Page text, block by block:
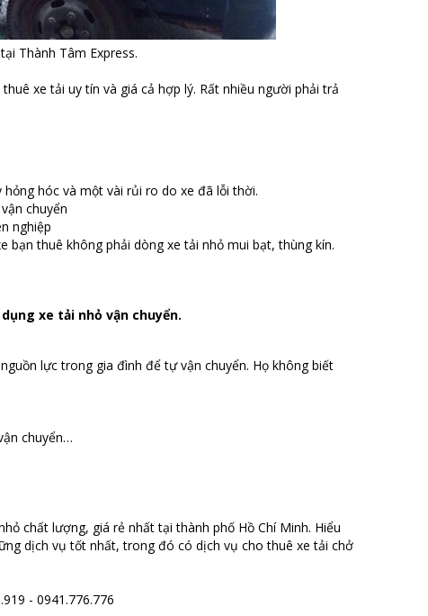
Thành Tâm Express.
xe tải uy tín và giá cả hợp lý. Rất nhiều người phải trả
hóc và một vài rủi ro do xe đã lỗi thời.
chuyển
nghiệp
thuê không phải dòng xe tải nhỏ mui bạt, thùng kín.
xe tải nhỏ vận chuyển.
lực trong gia đình để tự vận chuyển. Họ không biết
chuyển…
chất lượng, giá rẻ nhất tại thành phố Hồ Chí Minh. Hiểu
dịch vụ tốt nhất, trong đó có dịch vụ cho thuê xe tải chở
- 0941.776.776